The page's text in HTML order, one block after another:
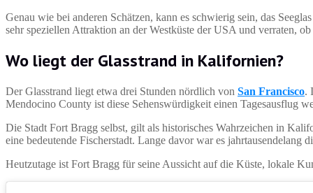
Genau wie bei anderen Schätzen, kann es schwierig sein, das
sehr speziellen Attraktion an der Westküste der USA und verraten,
Wo liegt der Glasstrand in Kalifornien?
Der Glasstrand liegt etwa drei Stunden nördlich von San Francisco.
Mendocino County ist diese Sehenswürdigkeit einen Tagesausflug
Die Stadt Fort Bragg selbst, gilt als historisches Wahrzeichen in
eine bedeutende Fischerstadt. Lange davor war es
Heutzutage ist Fort Bragg für seine Aussicht auf die Küste, lokale